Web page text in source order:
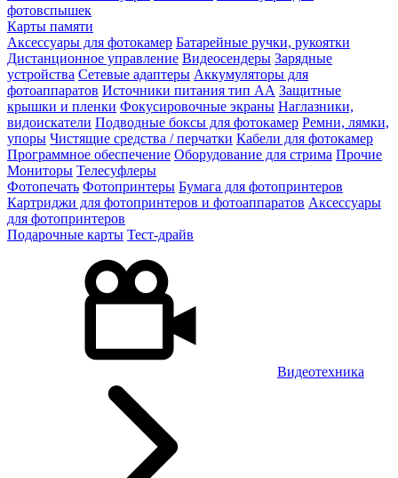
фотовспышек
Карты памяти
Аксессуары для фотокамер Батарейные ручки, рукоятки
Дистанционное управление Видеосендеры Зарядные
устройства Сетевые адаптеры Аккумуляторы для
фотоаппаратов Источники питания тип АА Защитные
крышки и пленки Фокусировочные экраны Наглазники,
видоискатели Подводные боксы для фотокамер Ремни, лямки,
упоры Чистящие средства / перчатки Кабели для фотокамер
Программное обеспечение Оборудование для стрима Прочие
Мониторы Телесуфлеры
Фотопечать Фотопринтеры Бумага для фотопринтеров
Картриджи для фотопринтеров и фотоаппаратов Аксессуары
для фотопринтеров
Подарочные карты Тест-драйв
Видеотехника